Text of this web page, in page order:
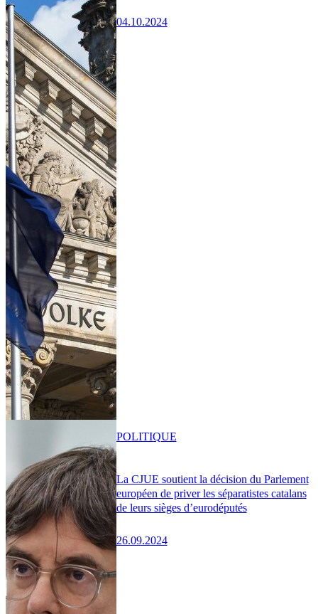
04.10.2024
La CJUE soutient la décision du Parlement
européen de priver les séparatistes catalans
de leurs sièges d’eurodéputés
26.09.2024
POLITIQUE